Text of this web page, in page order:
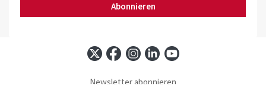
Abonnieren
Newsletter abonnieren